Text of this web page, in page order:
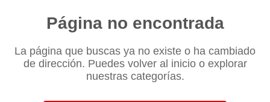
Página no encontrada
La página que buscas ya no existe o ha cambiado
de dirección. Puedes volver al inicio o explorar
nuestras categorías.